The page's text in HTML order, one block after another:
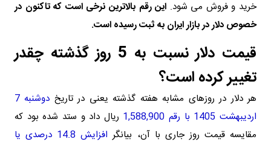
خرید و فروش می شود. این رقم بالاترین نرخی است که تاکنون در
خصوص دلار در بازار ایران به ثبت رسیده است.
قیمت دلار نسبت به 5 روز گذشته چقدر
تغییر کرده است؟
هر دلار در روزهای مشابه هفته گذشته یعنی در تاریخ
دوشنبه 7
اردیبهشت 1405 با رقم 1,588,900
ریال داد و ستد شده بود که
مقایسه قیمت روز جاری با آن، بیانگر
افزایش 14.8 درصدی یا